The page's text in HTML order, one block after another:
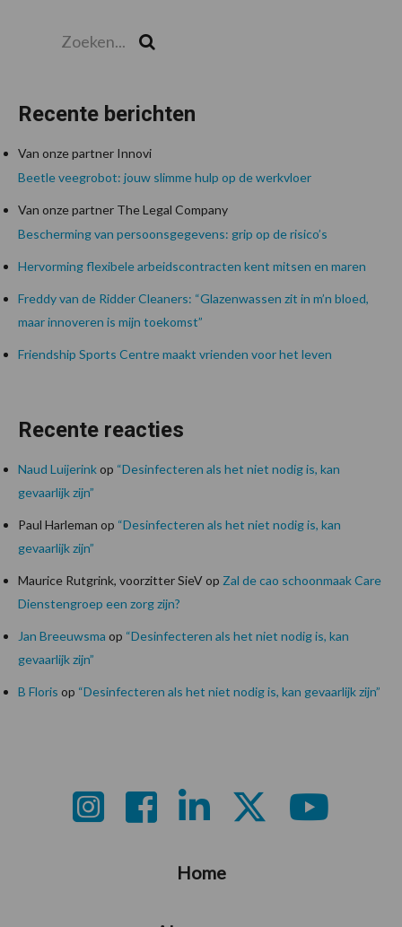
Recente berichten
Van onze partner Innovi
Beetle veegrobot: jouw slimme hulp op de werkvloer
Van onze partner The Legal Company
Bescherming van persoonsgegevens: grip op de risico’s
Hervorming flexibele arbeidscontracten kent mitsen en maren
Freddy van de Ridder Cleaners: “Glazenwassen zit in m’n bloed,
maar innoveren is mijn toekomst”
Friendship Sports Centre maakt vrienden voor het leven
Recente reacties
Naud Luijerinkop “Desinfecteren als het niet nodig is, kan
gevaarlijk zijn”
Paul Harleman op “Desinfecteren als het niet nodig is, kan
gevaarlijk zijn”
Maurice Rutgrink, voorzitter SieVop Zal de cao schoonmaak Care
Dienstengroep een zorg zijn?
Jan Breeuwsma op “Desinfecteren als het niet nodig is, kan
gevaarlijk zijn”
B Floris op “Desinfecteren als het niet nodig is, kan gevaarlijk zijn”
Home